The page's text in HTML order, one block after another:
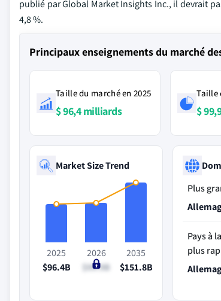
publié par Global Market Insights Inc., il devrait
4,8 %.
Principaux enseignements du marché
Taille du marché en 2025
$ 96,4 milliards
Taille
$
Market Size Trend
2025
$96.4B
2026
$99.9B
2035
$151.8B
Plus
Pays à
plus